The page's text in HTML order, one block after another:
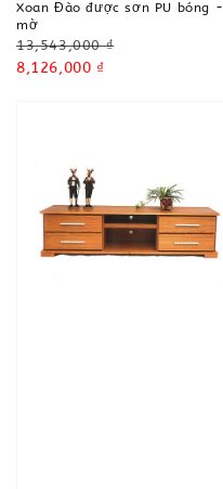
Xoan Đào được sơn PU bóng -
mờ
Regular
price
13,543,000 ₫
Sale
8,126,000 ₫